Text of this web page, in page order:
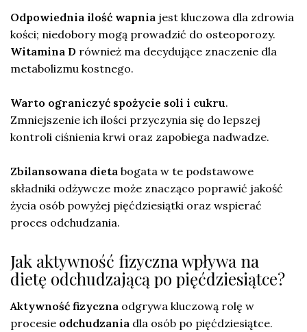
Odpowiednia ilość wapnia jest kluczowa dla zdrowia
kości; niedobory mogą prowadzić do osteoporozy.
Witamina D również ma decydujące znaczenie dla
metabolizmu kostnego.
Warto ograniczyć spożycie soli i cukru.
Zmniejszenie ich ilości przyczynia się do lepszej
kontroli ciśnienia krwi oraz zapobiega nadwadze.
Zbilansowana dieta bogata w te podstawowe
składniki odżywcze może znacząco poprawić jakość
życia osób powyżej pięćdziesiątki oraz wspierać
proces odchudzania.
Jak aktywność fizyczna wpływa na
dietę odchudzającą po pięćdziesiątce?
Aktywność fizyczna odgrywa kluczową rolę w
procesie odchudzania dla osób po pięćdziesiątce.